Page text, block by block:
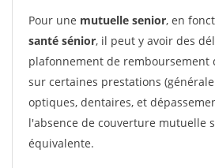
Pour une mutuelle senior, en
santé sénior, il peut y avoir des
plafonnement de remboursement
sur certaines prestations
optiques, dentaires, et
l'absence de couverture mutuelle
équivalente.